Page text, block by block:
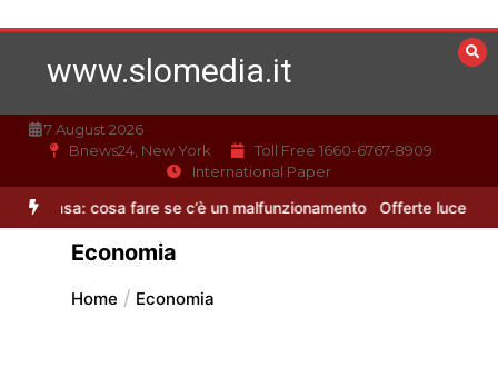
al
contenutowww.slomedia.it
7 August 2026
Bnews24, New York
Toll Free 1660-6767-8909
International Paper
fare se c’è un malfunzionamento Offerte luce e gas: come
Economia
Home Economia